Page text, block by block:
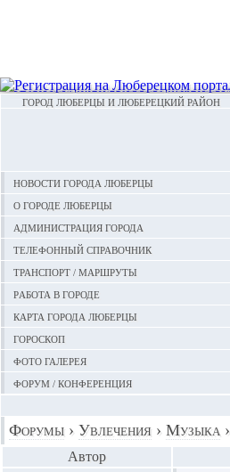
ГОРОД ЛЮБЕРЦЫ И ЛЮБЕРЕЦКИЙ РАЙОН
Новости города Люберцы
О городе Люберцы
Администрация города
Телефонный справочник
Транспорт / маршруты
Работа в городе
Карта города Люберцы
Гороскоп
Фото галерея
Форум / конференция
Форумы › Увлечения › Музыка›
Автор